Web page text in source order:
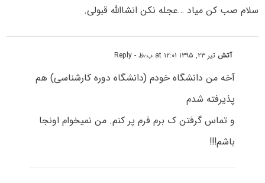
سلام صب کن میاد …عجله نکن انشاالله قبولی.
آتش تیر ۲۳, ۱۳۹۵ at ۱۲:۰۱ ب٫ظ - Reply
آخه من دانشگاه خودم (دانشگاه دوره کارشناسی) هم
پذیرفته شدم
و تماس گرفتن ک برم فرم پر کنم. من نمیخوام اونجا
باشم!!!